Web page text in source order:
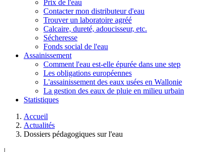
Prix de l'eau
Contacter mon distributeur d'eau
Trouver un laboratoire agréé
Calcaire, dureté, adoucisseur, etc.
Sécheresse
Fonds social de l'eau
Assainissement
Comment l'eau est-elle épurée dans une step
Les obligations européennes
L'assainissement des eaux usées en Wallonie
La gestion des eaux de pluie en milieu urbain
Statistiques
Accueil
Actualités
Dossiers pédagogiques sur l'eau